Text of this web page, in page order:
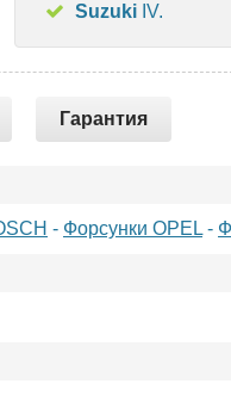
Suzuki IV.
Гарантия
- Форсунки OPEL -